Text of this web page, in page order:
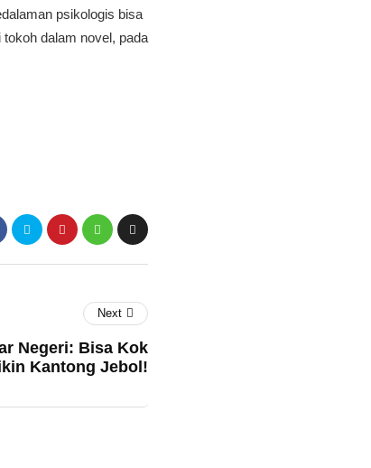
psikologis bisa
dalam novel, pada
Next
Negeri: Bisa Kok
Kantong Jebol!